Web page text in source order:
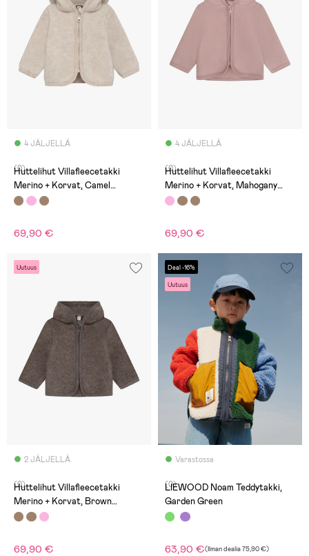
4 JÄLJELLÄ
(0)
Huttelihut Villafleecetakki
Merino + Korvat, Camel
Melange
69,90 €
4 JÄLJELLÄ
(0)
Huttelihut Villafleecetakki
Merino + Korvat, Mahogany
Rose
69,90 €
Uutuus
2 JÄLJELLÄ
(0)
Huttelihut Villafleecetakki
Merino + Korvat, Brown
Melange
69,90 €
Deal -16%
Uutuus
Varastossa
(0)
LIEWOOD Noam Teddytakki,
Garden Green
63,90 €(Ilman dealia75,90 €)